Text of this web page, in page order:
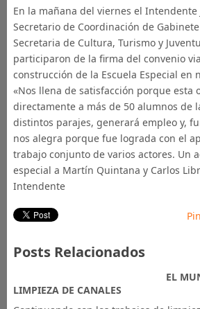
En la mañana del viernes el Intendente
Secretario de Coordinación de
Secretaria de Cultura, Turismo y
participaron de la firma del convenio
construcción de la Escuela Especial en
«Nos llena de satisfacción porque esta
directamente a más de 50 alumnos de
distintos parajes, generará empleo y,
nos alegra porque fue lograda con el
trabajo conjunto de varios actores. Un
especial a Martín Quintana y Carlos
Intendente
Posts Relacionados
EL
LIMPIEZA DE CANALES